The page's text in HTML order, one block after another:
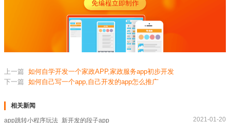
上一篇 如何自学开发一个家政APP,家政服务app初步开发
下一篇 如何自己写一个app,自己开发的app怎么推广
相关新闻
app跳转小程序玩法_新开发的段子app 2021-01-20